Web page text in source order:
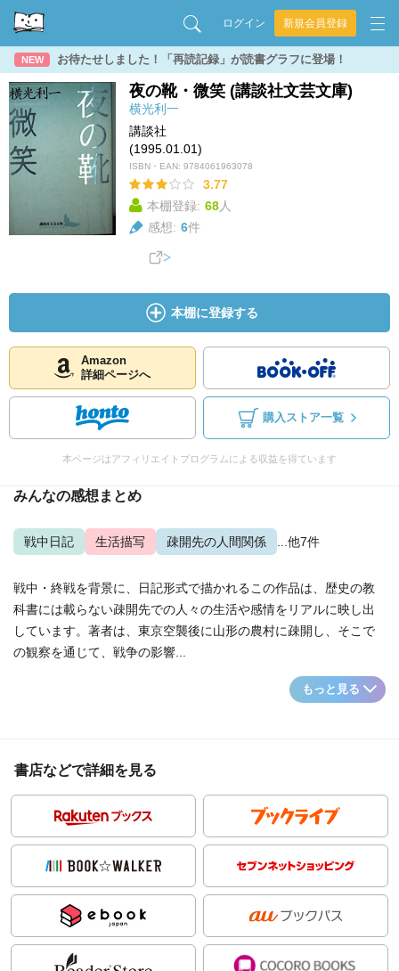
ログイン 新規会員登録
NEW お待たせしました！「再読記録」が読書グラフに登場！
夜の靴・微笑 (講談社文芸文庫)
横光利一
講談社
(1995.01.01)
ISBN・EAN: 9784061963078
3.77
本棚登録: 68人
感想: 6件
本棚に登録する
Amazon
詳細ページへ
購入ストア一覧
本ページはアフィリエイトプログラムによる収益を得ています
みんなの感想まとめ
戦中日記 生活描写 疎開先の人間関係 ...他7件
戦中・終戦を背景に、日記形式で描かれるこの作品は、歴史の教
科書には載らない疎開先での人々の生活や感情をリアルに映し出
しています。著者は、東京空襲後に山形の農村に疎開し、そこで
の観察を通じて、戦争の影響...
もっと見る
書店などで詳細を見る